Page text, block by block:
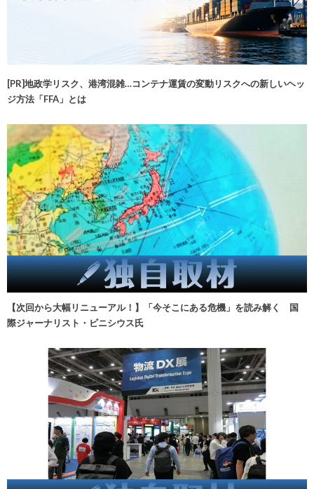
[PR]地政学リスク、港湾混雑…コンテナ運賃の変動リスクへの新しいヘッ
ジ方法「FFA」とは
【次回から大幅リニューアル！】「今そこにある危機」を読み解く 国
際ジャーナリスト・ビニシウス氏